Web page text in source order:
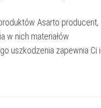
Asarto producent,
w nich materiałów
uszkodzenia zapewnia Ci